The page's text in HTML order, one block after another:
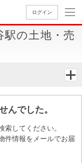
ログイン
駅の土地・売
んでした。
してください。
件情報をメールでお届